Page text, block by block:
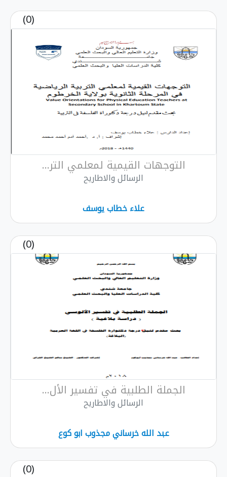
التوجهات القيمية لمعلمي التر...
الرسائل والاطاريح
علاء خطاب يوسف
الجملة الطلبية في تفسير الأل...
الرسائل والاطاريح
عبد الله خرساني مجذوب ابو كوع